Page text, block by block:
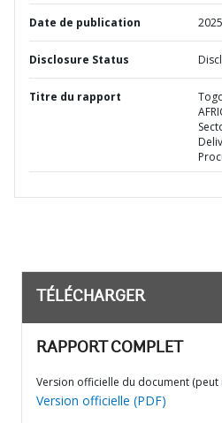
Date de publication
Disclosure Status
Titre du rapport
TÉLÉCHARGER
RAPPORT COMPLET
Version officielle du document
Version officielle (PDF)